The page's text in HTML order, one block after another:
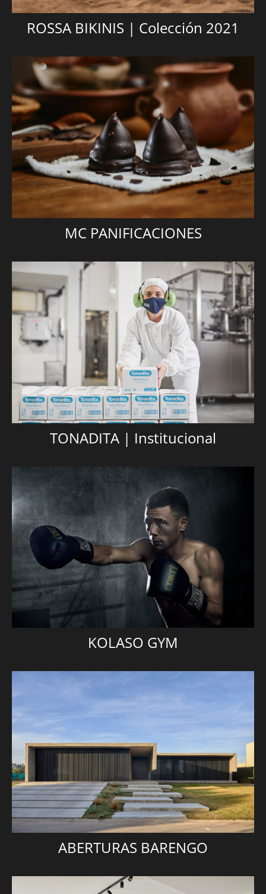
ROSSA BIKINIS | Colección 2021
MC PANIFICACIONES
TONADITA | Institucional
KOLASO GYM
ABERTURAS BARENGO